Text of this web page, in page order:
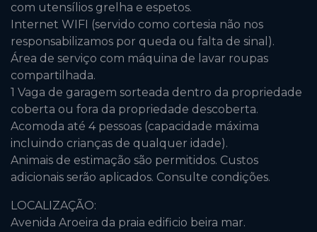
com utensílios grelha e espetos.
Internet WIFI (servido como cortesia não nos
responsabilizamos por queda ou falta de sinal).
Área de serviço com máquina de lavar roupas
compartilhada.
1 Vaga de garagem sorteada dentro da propriedade
coberta ou fora da propriedade descoberta.
Acomoda até 4 pessoas (capacidade máxima
incluindo crianças de qualquer idade).
Animais de estimação são permitidos. Custos
adicionais serão aplicados. Consulte condições.
LOCALIZAÇÃO:
Avenida Aroeira da praia edificio beira mar.